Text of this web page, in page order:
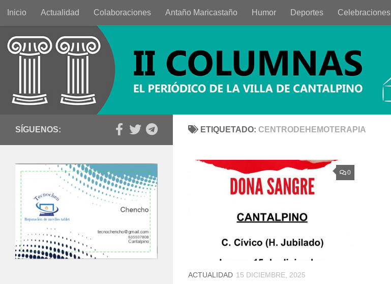
Saltar al contenido
Inicio Actualidad Colaboraciones Antaño Maricastaño Humor Deportes Celebraciones
ETIQUETADO: CENTRODEHEMOTERAPIA
0
ACTUALIDAD 15 DICIEMBRE, 2025
SÍGUENOS: